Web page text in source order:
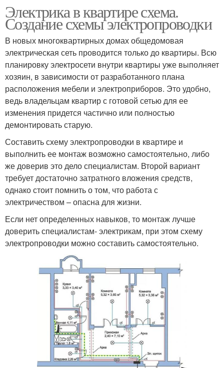
Электрика в квартире схема.
Создание схемы электропроводки
В новых многоквартирных домах общедомовая
электрическая сеть проводится только до квартиры. Всю
планировку электросети внутри квартиры уже выполняет
хозяин, в зависимости от разработанного плана
расположения мебели и электроприборов. Это удобно,
ведь владельцам квартир с готовой сетью для ее
изменения придется частично или полностью
демонтировать старую.
Составить схему электропроводки в квартире и
выполнить ее монтаж возможно самостоятельно, либо
же доверив это дело специалистам. Второй вариант
требует достаточно затратного вложения средств,
однако стоит помнить о том, что работа с
электричеством – опасна для жизни.
Если нет определенных навыков, то монтаж лучше
доверить специалистам- электрикам, при этом схему
электропроводки можно составить самостоятельно.